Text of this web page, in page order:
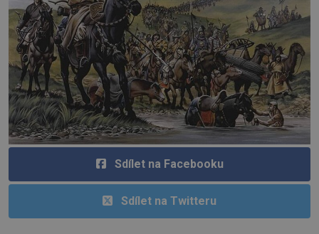
Sdílet na Facebooku
Sdílet na Twitteru